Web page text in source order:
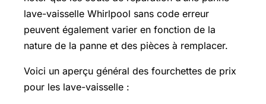
lave-vaisselle Whirlpool sans code erreur
peuvent également varier en fonction de la
nature de la panne et des pièces à remplacer.
Voici un aperçu général des fourchettes de prix
pour les lave-vaisselle :